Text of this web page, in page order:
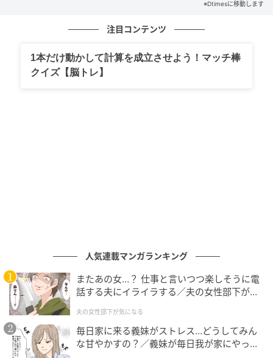
カウンター越しにシェフが繊細な盛り付けを仕上げる
様子を目の前で楽しめるのが、PLEIN BISの大きな魅力
です。
ワイングラスが光るドラマティックな照明の中、ピン
セットでハーブを添える一つひとつの所作に、フレン
チの奥深さが感じられます。
※Dtimesに移動します
注目コンテンツ
1本だけ動かして計算を成立させよう！マッチ棒
クイズ【脳トレ】
人気連載マンガランキング
またあの女…？ 仕事と言いつつ楽しそうに電
話する夫にイライラする／夫の女性部下が気
夫の女性部下が気になる
毎日家に来る義妹がストレス…どうしてみん
な甘やかすの？／義妹が毎日我が家にやって